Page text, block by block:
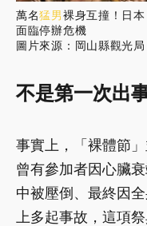
萬名猛男裸身互撞！日
面臨停辦危機
圖片來源：岡山縣觀光局
不是第一次出
事實上，「裸體節
曾有參加者因心臟
中被壓倒、最終因
上多起事故，這項